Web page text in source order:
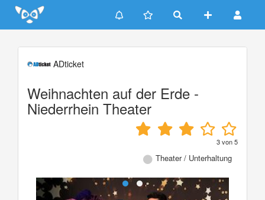
Update cookies preferences
ADticket
Weihnachten auf der Erde -
Niederrhein Theater
3von5
Theater / Unterhaltung